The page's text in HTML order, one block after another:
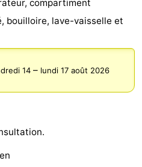
compartiment
bouilloire, lave-vaisselle et
14 – lundi 17 août 2026